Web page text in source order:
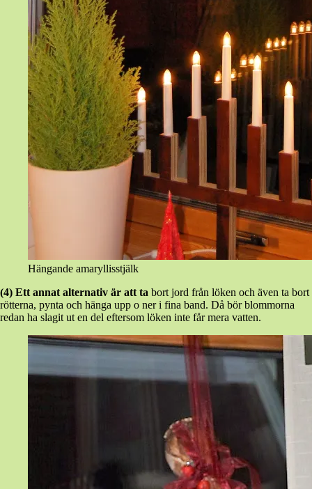
Hängande amaryllisstjälk
(4) Ett annat alternativ är att ta bort jord från löken och även ta bort
rötterna, pynta och hänga upp o ner i fina band. Då bör blommorna
redan ha slagit ut en del eftersom löken inte får mera vatten.